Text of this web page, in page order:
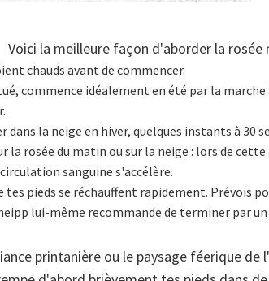
Voici la meilleure façon d'aborder la rosée
chauds avant de commencer.
commence idéalement en été par la
dans la neige en hiver, quelques instants à 30
la rosée du matin ou sur la neige : lors de
sanguine s'accélère.
pieds se réchauffent rapidement. Prévois
lui-même recommande de terminer par
printanière ou le paysage féerique de